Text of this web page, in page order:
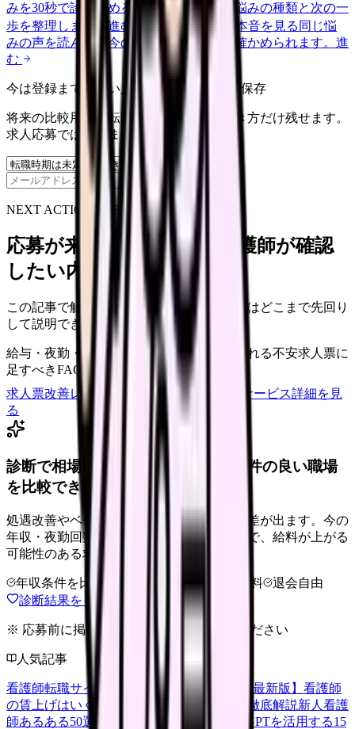
みを30秒で診断辞めるべきか迷う前に、悩みの種類と次の一
歩を整理します。
進む 匿名掲示板で本音を見る 同じ悩
みの声を読んで、今の職場だけの問題か確かめられます。 進
む
今は登録までしない人向け: 希望条件だけ保存
将来の比較用に、転職時期と気になる働き方だけ残せます。
求人応募ではありません。
保存
NEXT ACTION FOR CLINICS
応募が来ない求人票を、看護師が確認
したい内容に直せます
この記事で触れた不安を、自院の求人票ではどこまで先回り
して説明できていますか？
給与・夜勤・休日の見せ方 応募前に離脱される不安求人票に
足すべきFAQ
求人票改善レビューの見積もりを依頼
サービス詳細を見
る
診断で相場より低いと感じたら、条件の良い職場
を比較できます。
処遇改善やベースアップは職場ごとに反映差が出ます。今の
年収・夜勤回数・希望条件を整理したうえで、給料が上がる
可能性のある求人を相談できます。
年収条件を比較 完全無料
退会自由
診断結果をもとに職場を相談する
※ 応募前に掲載元の最新情報を確認してください
人気記事
看護師転職サイトランキングTOP5【2026年最新版】 看護師
の賃上げはいくら？2026年度の最新情報を徹底解説新人看護
師あるある50選【共感必至】
看護師がChatGPTを活用する15